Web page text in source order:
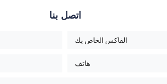
اتصل بنا